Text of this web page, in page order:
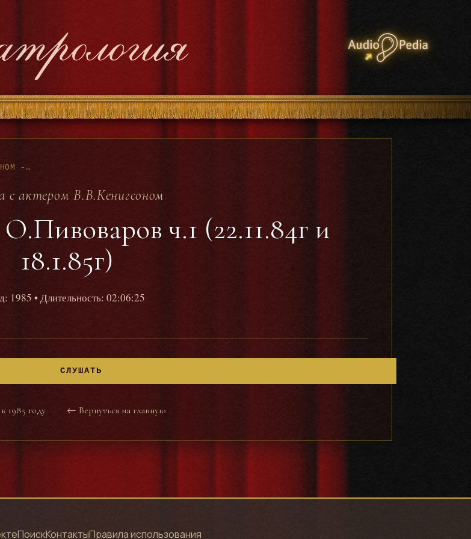
БЕСЕДА С АКТЕРОМ В.В.КЕНИГСОНОМ - ВЕДЕТ ЗАВЛИТ МТ О.ПИВОВАРОВ Ч.1 (22.11.84Г И 18.1.85Г)
с актером В.В.Кенигсоном
ч.1 (22.11.84г и
18.1.85г)
1985 • Длительность: 02:06:25
СЛУШАТЬ
1985 году ← Вернуться на главную
ПоискКонтактыПравила использования